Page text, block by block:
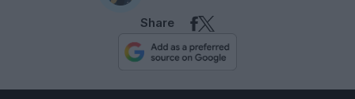
Share